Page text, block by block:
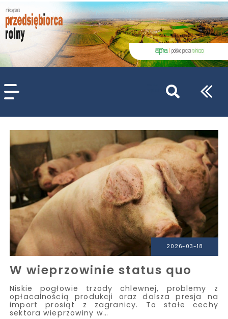
2026-03-18
W wieprzowinie status quo
Niskie pogłowie trzody chlewnej, problemy z
opłacalnością produkcji oraz dalsza presja na
import prosiąt z zagranicy. To stałe cechy
sektora wieprzowiny w…